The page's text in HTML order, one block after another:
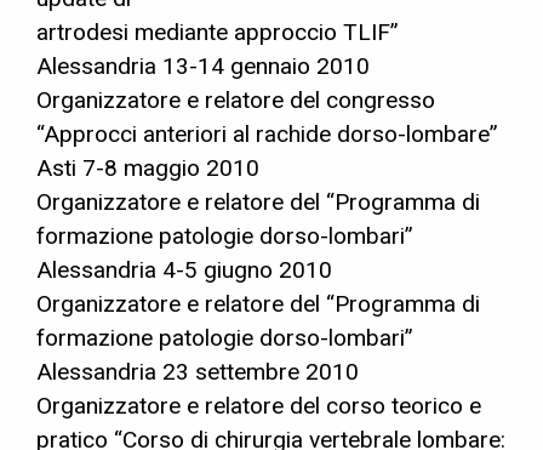
artrodesi mediante approccio TLIF”
Alessandria 13-14 gennaio 2010
Organizzatore e relatore del congresso
“Approcci anteriori al rachide dorso-lombare”
Asti 7-8 maggio 2010
Organizzatore e relatore del “Programma di
formazione patologie dorso-lombari”
Alessandria 4-5 giugno 2010
Organizzatore e relatore del “Programma di
formazione patologie dorso-lombari”
Alessandria 23 settembre 2010
Organizzatore e relatore del corso teorico e
pratico “Corso di chirurgia vertebrale lombare: